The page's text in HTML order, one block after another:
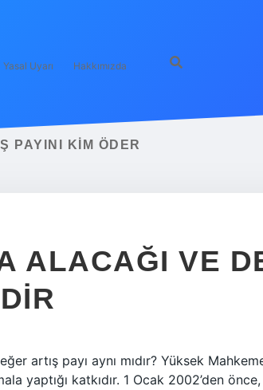
Yasal Uyarı Hakkımızda
PAYINI KIM ÖDER
ALACAĞI VE
artış payı aynı mıdır? Yüksek
yaptığı katkıdır. 1 Ocak 2002’den